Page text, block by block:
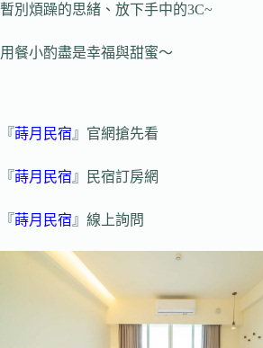
暫別煩躁的思緒、放下手中的3C~
用餐小酌盡是幸福與甜蜜～
『蒔月民宿 』官網搶先看
『蒔月民宿 』民宿訂房網
『蒔月民宿 』線上詢問